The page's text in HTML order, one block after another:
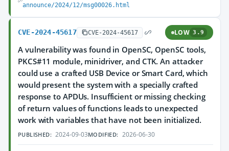
announce/2024/12/msg00026.html
CVE-2024-45617 CVE-2024-45617 LOW 3.9
A vulnerability was found in OpenSC, OpenSC tools,
PKCS#11 module, minidriver, and CTK. An attacker
could use a crafted USB Device or Smart Card, which
would present the system with a specially crafted
response to APDUs. Insufficient or missing checking
of return values of functions leads to unexpected
work with variables that have not been initialized.
PUBLISHED: 2024-09-03MODIFIED: 2026-06-30